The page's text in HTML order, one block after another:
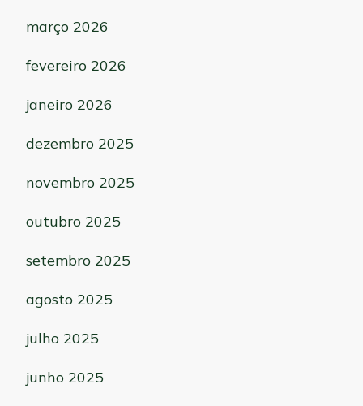
março 2026
fevereiro 2026
janeiro 2026
dezembro 2025
novembro 2025
outubro 2025
setembro 2025
agosto 2025
julho 2025
junho 2025